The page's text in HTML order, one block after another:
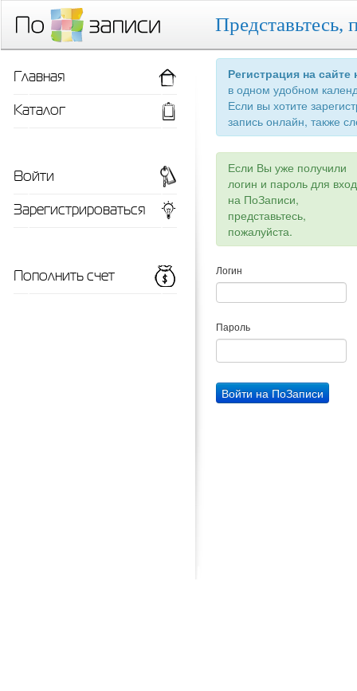
Представьтесь,
Регистрация на
в одном удобном
Если вы хотите
запись онлайн, также
Если Вы уже получили
логин и пароль для
на ПоЗаписи,
представьтесь,
пожалуйста.
Логин
Пароль
Главная
Каталог
Войти
Зарегистрироваться
Пополнить счет